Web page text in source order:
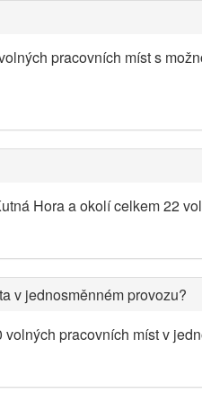
pracovních míst s
Hora a okolí celkem 22
v jednosměnném provozu?
pracovních míst v